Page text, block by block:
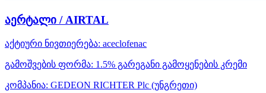
აერტალი / AIRTAL
აქტიური ნივთიერება: aceclofenac
გამოშვების ფორმა: 1.5% გარეგანი გამოყენების კრემი
კომპანია: GEDEON RICHTER Plc (უნგრეთი)